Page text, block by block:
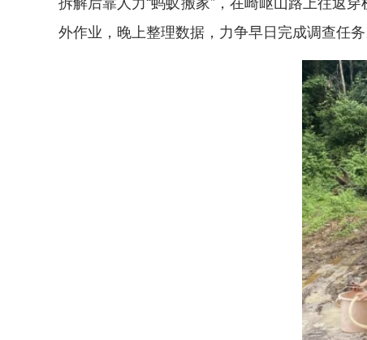
外作业，晚上整理数据，力争早日完成调查任务